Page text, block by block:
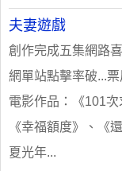
夫妻遊戲
創作完成五集網路
網單站點擊率破...
電影作品：《101
《幸福額度》、《
夏光年...